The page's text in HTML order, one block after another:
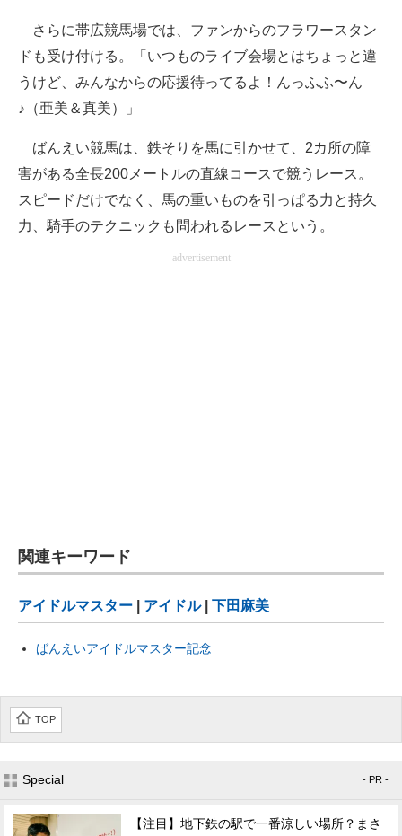
IT製品の技術・比較・事例
製造業のIT導入・活用を支援
モノづくり技術者専門サイト
エレクトロニクス専門サイト
電子設計の基本と応用
エネルギーの専門メディア
建設×テクノロジーの最前線
さらに帯広競馬場では、ファンからのフラワースタン
ドも受け付ける。「いつものライブ会場とはちょっと違
うけど、みんなからの応援待ってるよ！んっふふ〜ん
♪（亜美＆真美）」
ばんえい競馬は、鉄そりを馬に引かせて、2カ所の障
害がある全長200メートルの直線コースで競うレース。
スピードだけでなく、馬の重いものを引っぱる力と持久
力、騎手のテクニックも問われるレースという。
advertisement
関連キーワード
アイドルマスター アイドル| 下田麻美
ばんえいアイドルマスター記念
TOP
Special - PR -
【注目】地下鉄の駅で一番涼しい場所？まさ